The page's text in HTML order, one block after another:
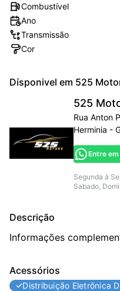
Combustível
Ano
Transmissão
Cor
Dísponivel em 525
525
Rua Anton
Herminia -
Entre
Segunda à
Sabado,
Descrição
Informações
Acessórios
Distribuição Eletrônica